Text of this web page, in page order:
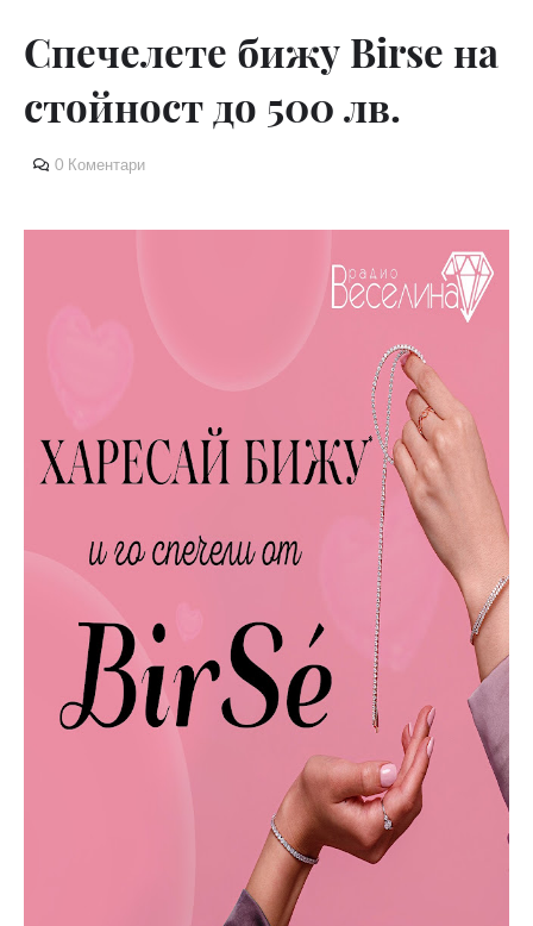
Спечелете бижу Birse на
стойност до 500 лв.
0 Коментари